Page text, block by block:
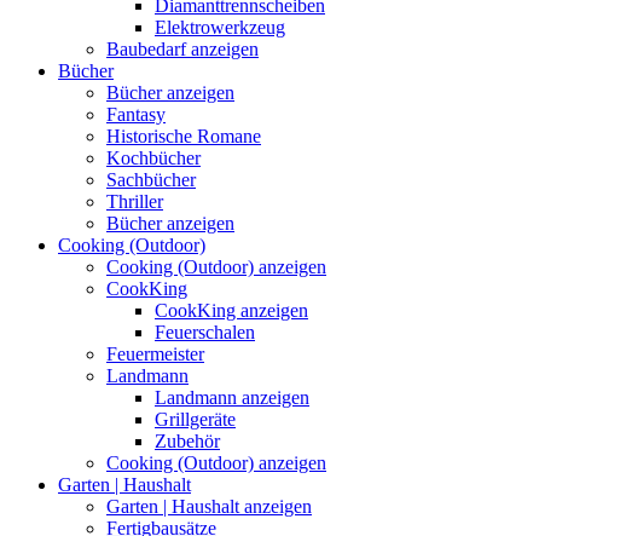
Diamanttrennscheiben
Elektrowerkzeug
Baubedarf anzeigen
Bücher
Bücher anzeigen
Fantasy
Historische Romane
Kochbücher
Sachbücher
Thriller
Bücher anzeigen
Cooking (Outdoor)
Cooking (Outdoor) anzeigen
CookKing
CookKing anzeigen
Feuerschalen
Feuermeister
Landmann
Landmann anzeigen
Grillgeräte
Zubehör
Cooking (Outdoor) anzeigen
Garten | Haushalt
Garten | Haushalt anzeigen
Fertigbausätze